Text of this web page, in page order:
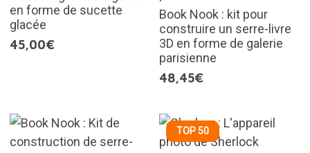
en forme de sucette
glacée
45,00€
Book Nook : kit pour
construire un serre-livre
3D en forme de galerie
parisienne
48,45€
TOP 50